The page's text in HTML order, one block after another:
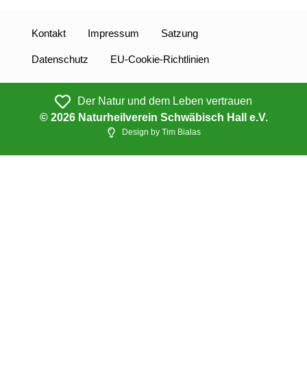
Kontakt Impressum Satzung
Datenschutz EU-Cookie-Richtlinien
Der Natur und dem Leben vertrauen
© 2026 Naturheilverein Schwäbisch Hall e.V.
Design by Tim Bialas